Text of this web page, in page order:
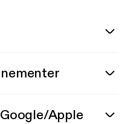
Apple